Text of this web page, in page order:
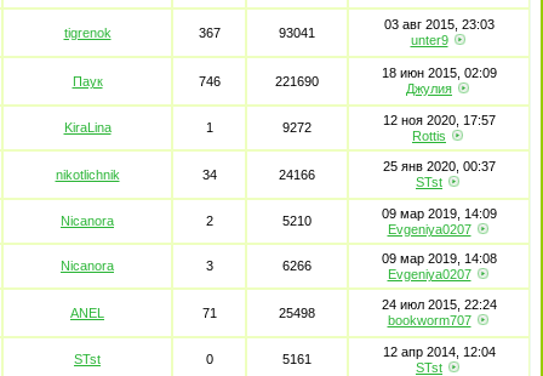
tigrenok 367 93041
03 авг 2015, 23:03
unter9
Паук 746 221690
18 июн 2015, 02:09
Джулия
KiraLina 1 9272
12 ноя 2020, 17:57
Rottis
nikotlichnik 34 24166
25 янв 2020, 00:37
STst
Nicanora 2 5210
09 мар 2019, 14:09
Evgeniya0207
Nicanora 3 6266
09 мар 2019, 14:08
Evgeniya0207
ANEL 71 25498
24 июл 2015, 22:24
bookworm707
STst 0 5161
12 апр 2014, 12:04
STst